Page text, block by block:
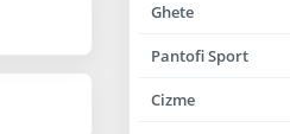
Ghete
Pantofi Sport
Cizme